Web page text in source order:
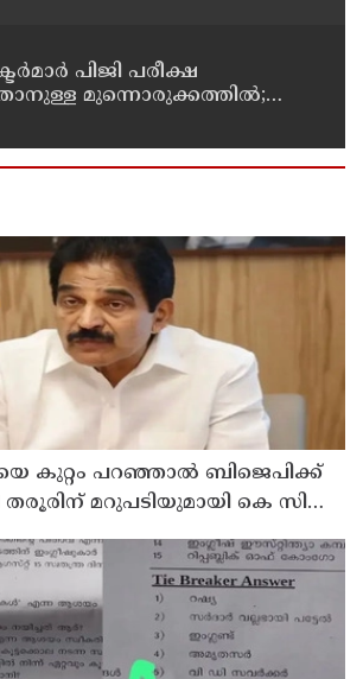
പിജി പരീക്ഷ
മുന്നൊരുക്കത്തില്‍;
കേന്ദ്രം അടച്ചുപൂട്ടി
കുറ്റം പറഞ്ഞാല്‍ ബിജെപിക്ക്
മറുപടിയുമായി കെ സി